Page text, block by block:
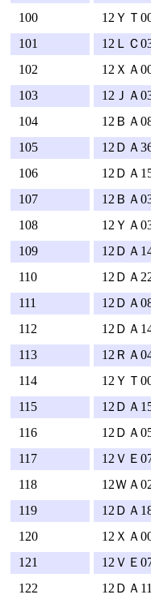
100 12ＹＴ
101
12ＬＣ
102
12ＸＡ
103
12ＪＡ
104
12ＢＡ
105
12ＤＡ
106
12ＤＡ
107
12ＢＡ
108
12ＹＡ
109
12ＤＡ
110
12ＤＡ
111
12ＤＡ
112
12ＤＡ
113
12ＲＡ
114
12ＹＴ
115
12ＤＡ
116
12ＤＡ
117
12ＶＥ
118
12ＷＡ
119
12ＤＡ
120
12ＸＡ
121
12ＶＥ
122
12ＤＡ